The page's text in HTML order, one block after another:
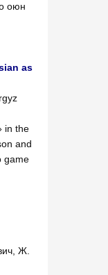
оюн
as
in the
and
game
Ж.